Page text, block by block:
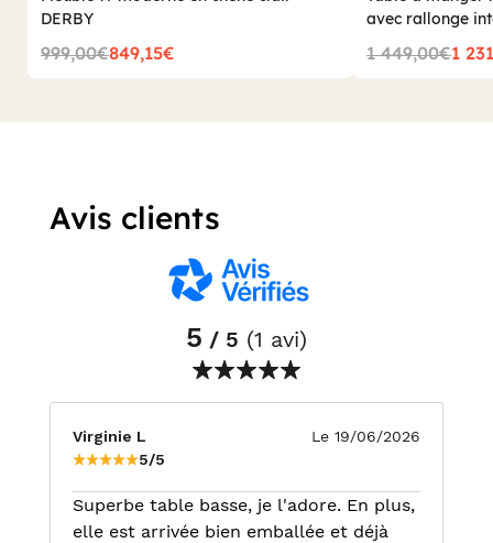
DERBY
999,00€849,15€
avec rallonge
DERBY
1 449,00€1
Avis clients
5 / 5 (1 avi)
Virginie L
5/5
Le 19/06/2026
Superbe table basse, je l'adore. En plus,
elle est arrivée bien emballée et déjà